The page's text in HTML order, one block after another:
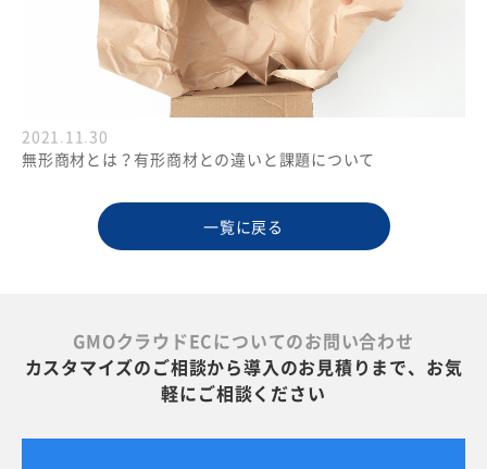
2021.11.30
無形商材とは？有形商材との違いと課題について
一覧に戻る
GMOクラウドECについてのお問い合わせ
カスタマイズのご相談から導入のお見積りまで、お気
軽にご相談ください